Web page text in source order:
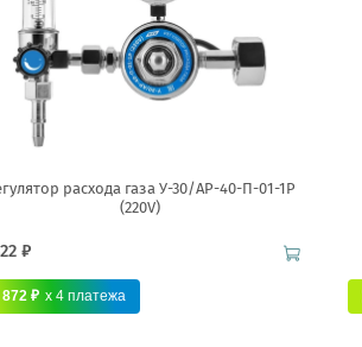
расхода газа У-30/АР-40-П-01-1Р
(220V)
₽
872 ₽ x 4 платежа